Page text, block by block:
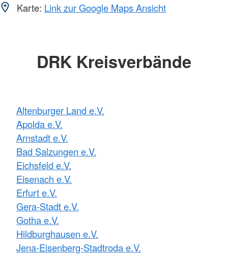
Karte: Link zur Google Maps Ansicht
DRK Kreisverbände
Altenburger Land e.V.
Apolda e.V.
Arnstadt e.V.
Bad Salzungen e.V.
Eichsfeld e.V.
Eisenach e.V.
Erfurt e.V.
Gera-Stadt e.V.
Gotha e.V.
Hildburghausen e.V.
Jena-Eisenberg-Stadtroda e.V.